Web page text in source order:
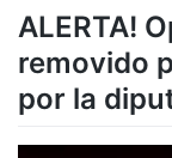
ALERTA!
removido
por la